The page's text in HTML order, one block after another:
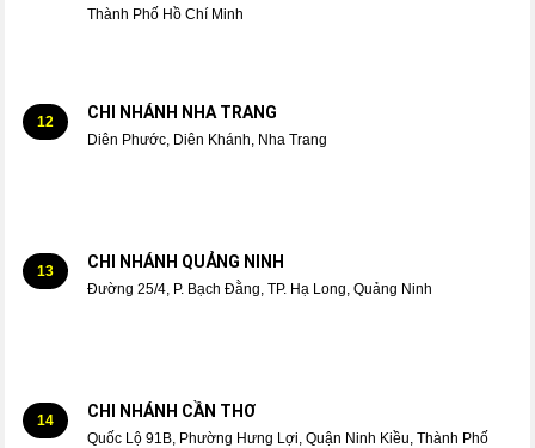
Thành Phố Hồ Chí Minh
12 CHI NHÁNH NHA TRANG
Diên Phước, Diên Khánh, Nha Trang
13 CHI NHÁNH QUẢNG NINH
Đường 25/4, P. Bạch Đằng, TP. Hạ Long, Quảng Ninh
14 CHI NHÁNH CẦN THƠ
Quốc Lộ 91B, Phường Hưng Lợi, Quận Ninh Kiều, Thành Phố